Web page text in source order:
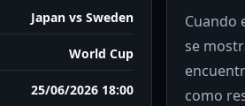
Japan vs Sweden
World Cup
25/06/2026 18:00
Cuando
se
como